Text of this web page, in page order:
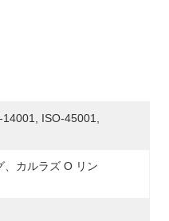
ISO-45001,
、カルラズ O リン